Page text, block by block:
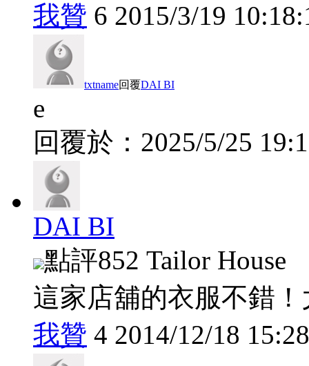
我贊 6 2015/3/19
txtname回覆DAI BI
e
回覆於： 2025/5/25
DAI BI
點評852 Tailor House
這家店舖的衣服不錯
我贊 4 2014/12/18